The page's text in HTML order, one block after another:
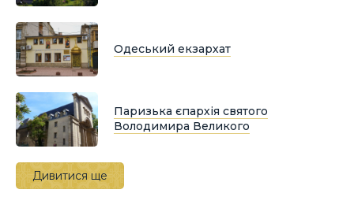
Одеський екзархат
Паризька єпархія святого
Володимира Великого
Дивитися ще